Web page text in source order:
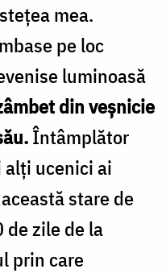
mea.
pe loc
luminoasă
din veșnicie
Întâmplător
alți ucenici ai
stare de
zile de la
prin care